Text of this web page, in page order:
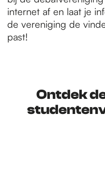
internet af en laat je
de vereniging de
past!
Ontdek